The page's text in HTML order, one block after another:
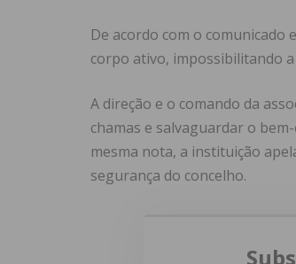
De acordo com o
corpo ativo, impossibilitando
A direção e o comando da
chamas e salvaguardar o
mesma nota, a instituição
segurança do concelho.